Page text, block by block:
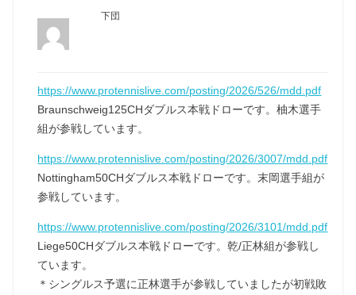
下団
https://www.protennislive.com/posting/2026/526/mdd.pdf
Braunschweig125CHダブルス本戦ドローです。柚木選手
組が参戦しています。
https://www.protennislive.com/posting/2026/3007/mdd.pdf
Nottingham50CHダブルス本戦ドローです。末岡選手組が
参戦しています。
https://www.protennislive.com/posting/2026/3101/mdd.pdf
Liege50CHダブルス本戦ドローです。乾/正林組が参戦し
ています。
＊シングルス予選に正林選手が参戦していましたが初戦敗